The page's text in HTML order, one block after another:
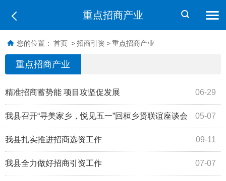
重点招商产业
您的位置： 首页 > 招商引资 > 重点招商产业
重点招商产业
06-29
精准招商蓄势能 项目攻坚促发展
05-07
我县召开“寻美家乡，悦见五一”回桓乡贤联谊座谈会
09-11
我县扎实推进招商选资工作
07-07
我县全力做好招商引资工作